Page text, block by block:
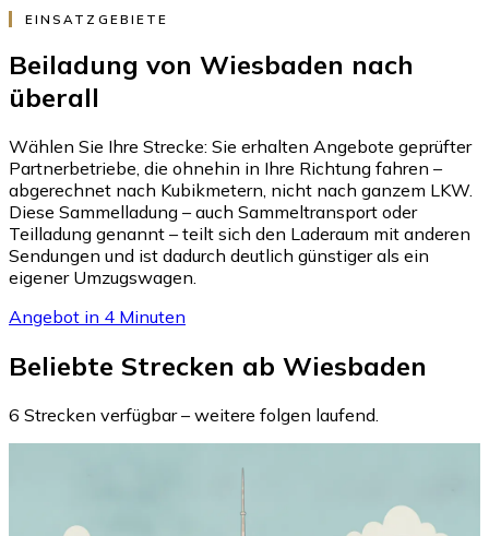
EINSATZGEBIETE
Beiladung von Wiesbaden nach
überall
Wählen Sie Ihre Strecke: Sie erhalten Angebote geprüfter
Partnerbetriebe, die ohnehin in Ihre Richtung fahren –
abgerechnet nach Kubikmetern, nicht nach ganzem LKW.
Diese Sammelladung – auch Sammeltransport oder
Teilladung genannt – teilt sich den Laderaum mit anderen
Sendungen und ist dadurch deutlich günstiger als ein
eigener Umzugswagen.
Angebot in 4 Minuten
Beliebte Strecken ab Wiesbaden
6 Strecken verfügbar – weitere folgen laufend.